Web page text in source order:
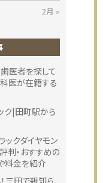
2月 »
医者を探して
医が在籍する
ク|田町駅から
ックダイヤモン
判・おすすめの
料金を紹介